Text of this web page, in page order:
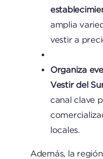
amplia
vestir a
Organiza
Vestir del
canal clave
locales.
Además, la